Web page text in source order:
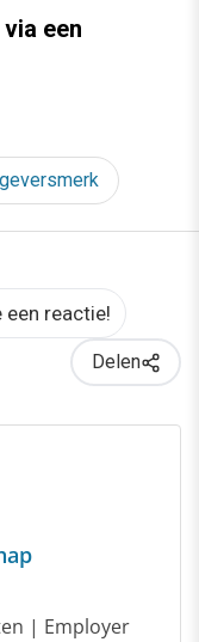
een
reactie!
Delen
| Employer